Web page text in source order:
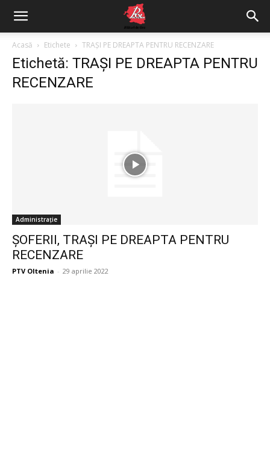
Acasă Etichete TRAȘI PE DREAPTA PENTRU RECENZARE
Etichetă: TRAȘI PE DREAPTA PENTRU
RECENZARE
Administrație
ȘOFERII, TRAȘI PE DREAPTA PENTRU
RECENZARE
PTV Oltenia - 29 aprilie 2022